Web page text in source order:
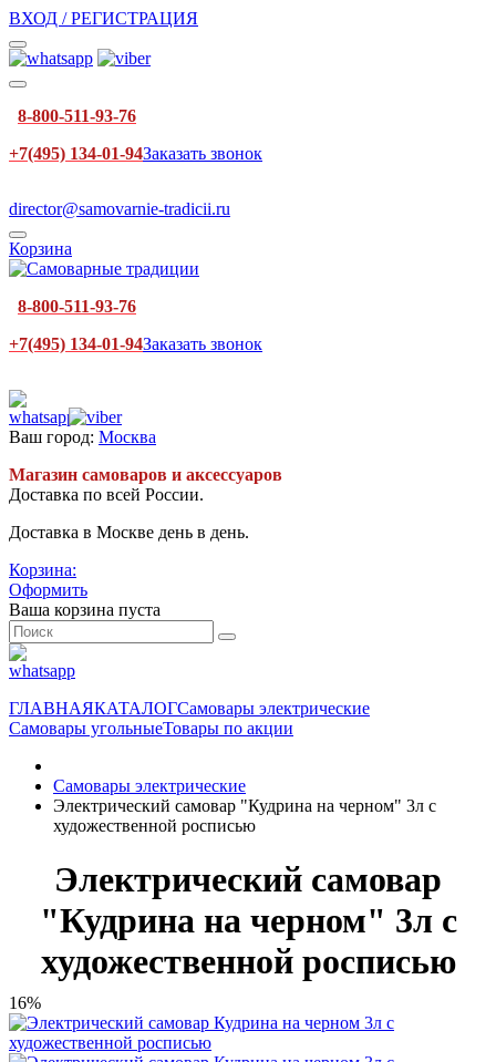
ВХОД / РЕГИСТРАЦИЯ
8-800-511-93-76
+7(495) 134-01-94Заказать звонок
director@samovarnie-tradicii.ru
Корзина
8-800-511-93-76
+7(495) 134-01-94Заказать звонок
Ваш город: Москва
Магазин самоваров и аксессуаров
Доставка по всей России.
Доставка в Москве день в день.
Корзина:
Оформить
Ваша корзина пуста
ГЛАВНАЯКАТАЛОГСамовары электрические
Самовары угольныеТовары по акции
Самовары электрические
Электрический самовар "Кудрина на черном" 3л с
художественной росписью
Электрический самовар
"Кудрина на черном" 3л с
художественной росписью
16%